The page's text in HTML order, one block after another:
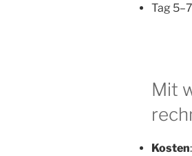
Tag
Mit
Kosten